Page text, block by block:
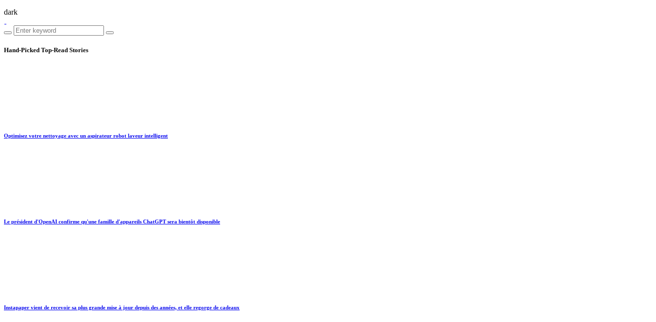
dark
Hand-Picked Top-Read Stories
Optimisez votre nettoyage avec un aspirateur robot laveur intelligent
Le président d'OpenAI confirme qu'une famille d'appareils ChatGPT sera bientôt disponible
Instapaper vient de recevoir sa plus grande mise à jour depuis des années, et elle regorge de cadeaux